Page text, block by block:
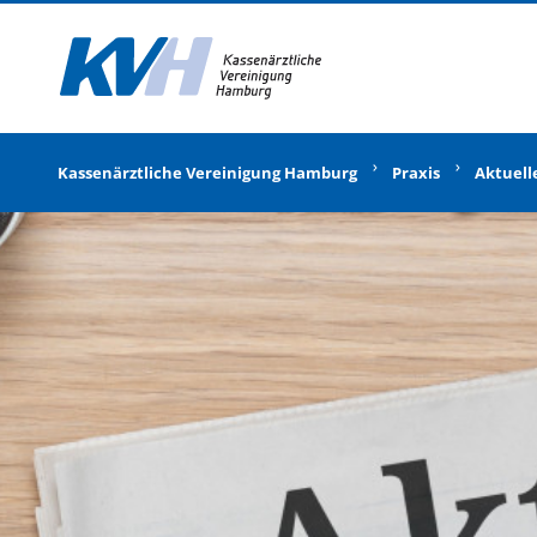
Kassenärztliche Vereinigung Hamburg Praxis